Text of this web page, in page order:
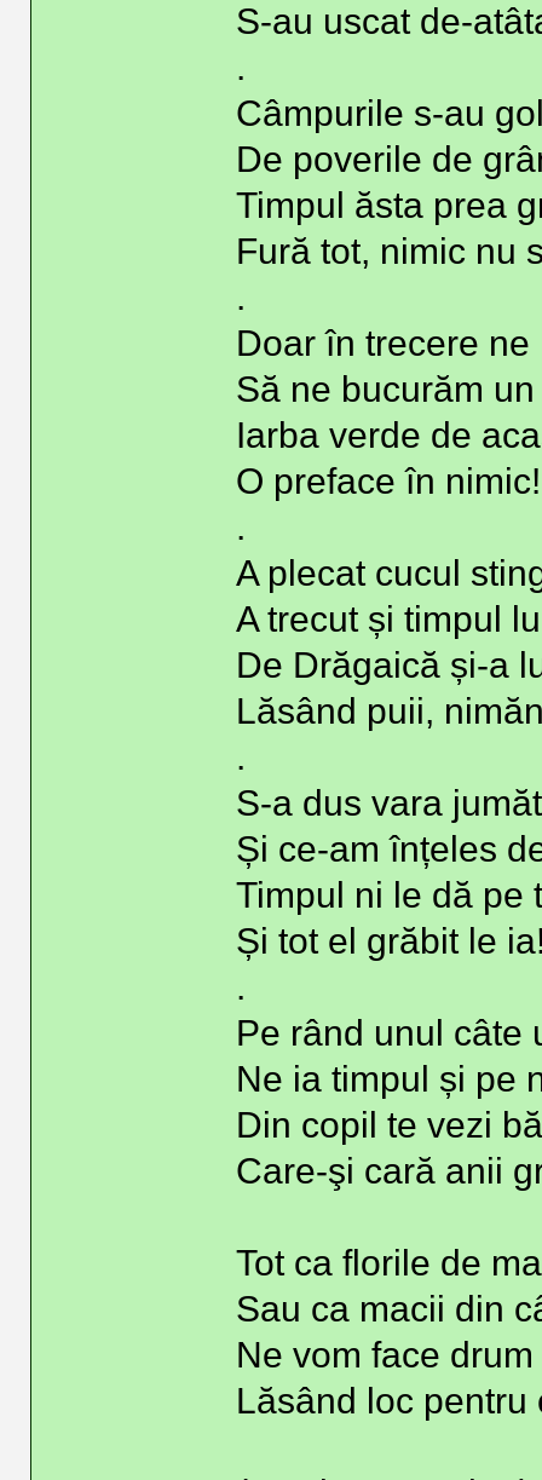
S-au uscat de-
.
Câmpurile s-au
De poverile de
Timpul ăsta prea
Fură tot, nimic nu
.
Doar în trecere ne
Să ne bucurăm
Iarba verde de
O preface în nimic!
.
A plecat cucul
A trecut și timpul
De Drăgaică și-a
Lăsând puii,
.
S-a dus vara
Și ce-am înțeles
Timpul ni le dă pe
Și tot el grăbit le
.
Pe rând unul câte
Ne ia timpul și pe
Din copil te vezi
Care-şi cară anii
Tot ca florile de
Sau ca macii din
Ne vom face
Lăsând loc pentru